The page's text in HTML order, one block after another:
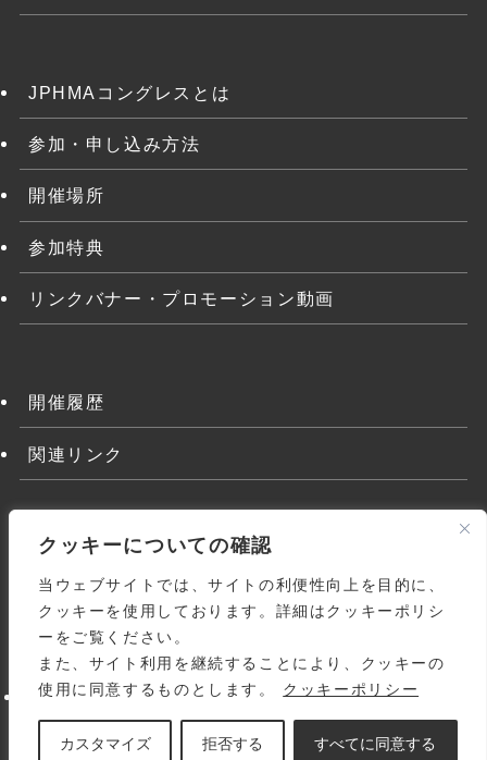
クッキーについての確認
当ウェブサイトでは、サイトの利便性向上を目的に、
クッキーを使用しております。詳細はクッキーポリシ
ーをご覧ください。
また、サイト利用を継続することにより、クッキーの
使用に同意するものとします。
クッキーポリシー
カスタマイズ 拒否する すべてに同意する
JPHMAコングレスとは
参加・申し込み方法
開催場所
参加特典
リンクバナー・プロモーション動画
開催履歴
関連リンク
よくある質問 関連リンク
利用規約
個人情報の取り扱いについて
サイトマップ お問い合わせ
© 1998-2026 Japanese Homoeopathic Medical